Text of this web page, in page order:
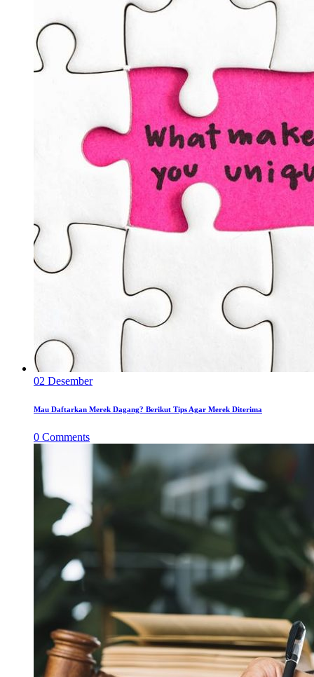
02 Desember
Mau Daftarkan Merek Dagang? Berikut Tips Agar Merek Diterima
0 Comments